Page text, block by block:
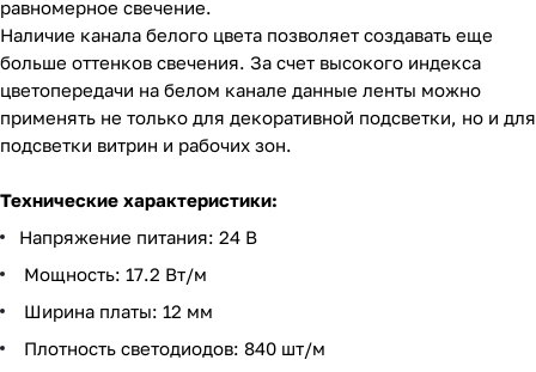
равномерное свечение.
Наличие канала белого цвета позволяет создавать еще
больше оттенков свечения. За счет высокого индекса
цветопередачи на белом канале данные ленты можно
применять не только для декоративной подсветки, но и для
подсветки витрин и рабочих зон.
Технические характеристики:
Напряжение питания: 24 В
Мощность: 17.2 Вт/м
Ширина платы: 12 мм
Плотность светодиодов: 840 шт/м